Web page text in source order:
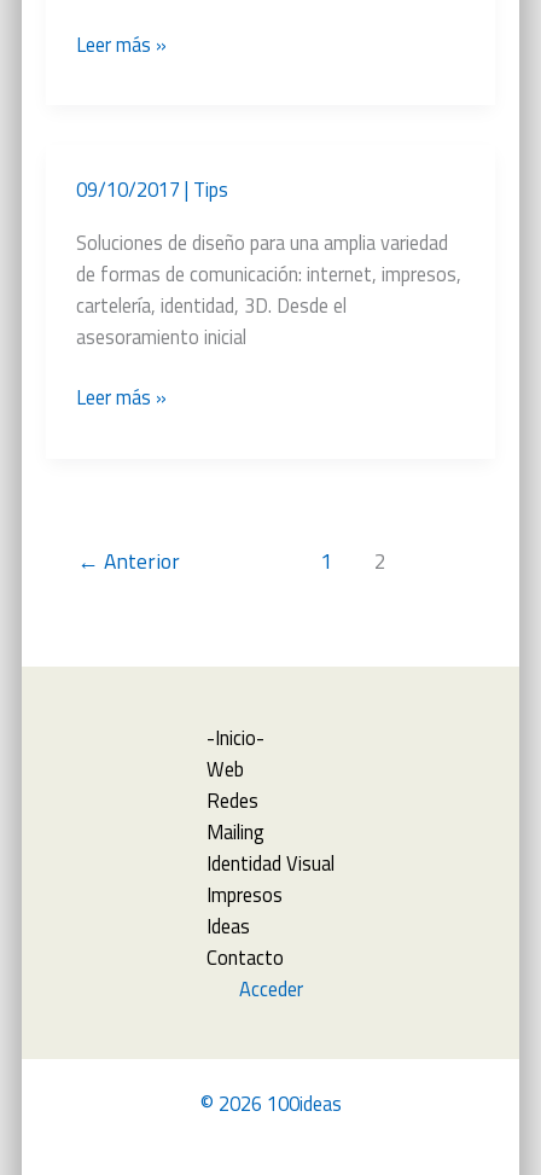
¿Por
Leer más »
09/10/2017 | Tips
Soluciones de diseño para una amplia variedad
de formas de comunicación: internet, impresos,
cartelería, identidad, 3D. Desde el
asesoramiento inicial
Qué
Leer más »
← Anterior 1 2
-Inicio-
Web
Redes
Mailing
Identidad Visual
Impresos
Ideas
Contacto
Acceder
© 2026 100ideas